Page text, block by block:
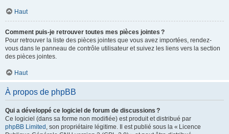
Haut
Comment puis-je retrouver toutes mes pièces jointes ?
Pour retrouver la liste des pièces jointes que vous avez importées, rendez-
vous dans le panneau de contrôle utilisateur et suivez les liens vers la section
des pièces jointes.
Haut
À propos de phpBB
Qui a développé ce logiciel de forum de discussions ?
Ce logiciel (dans sa forme non modifiée) est produit et distribué par
phpBB Limited , son propriétaire légitime. Il est publié sous la « Licence